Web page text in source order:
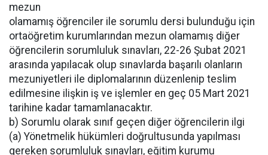
mezun
olamamış öğrenciler ile sorumlu dersi bulunduğu için
ortaöğretim kurumlarından mezun olamamış diğer
öğrencilerin sorumluluk sınavları, 22-26 Şubat 2021
arasında yapılacak olup sınavlarda başarılı olanların
mezuniyetleri ile diplomalarının düzenlenip teslim
edilmesine ilişkin iş ve işlemler en geç 05 Mart 2021
tarihine kadar tamamlanacaktır.
b) Sorumlu olarak sınıf geçen diğer öğrencilerin ilgi
(a) Yönetmelik hükümleri doğrultusunda yapılması
gereken sorumluluk sınavları, eğitim kurumu